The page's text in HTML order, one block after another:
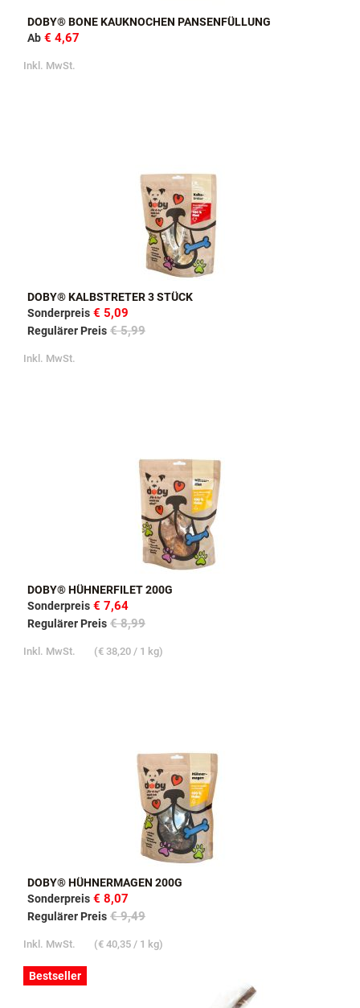
DOBY® BONE KAUKNOCHEN PANSENFÜLLUNG
Ab € 4,67
Inkl. MwSt.
DOBY® KALBSTRETER 3 STÜCK
Sonderpreis € 5,09
Regulärer Preis € 5,99
Inkl. MwSt.
DOBY® HÜHNERFILET 200G
Sonderpreis € 7,64
Regulärer Preis € 8,99
Inkl. MwSt. (€ 38,20 / 1 kg)
DOBY® HÜHNERMAGEN 200G
Sonderpreis € 8,07
Regulärer Preis € 9,49
Inkl. MwSt. (€ 40,35 / 1 kg)
Bestseller